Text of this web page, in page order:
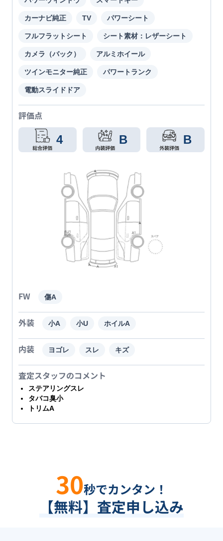
カーナビ純正 TV パワーシート
フルフラットシート シート素材：レザーシート
カメラ（バック） アルミホイール
ツインモニター純正 パワートランク
電動スライドドア
評価点
4 B B
FW 傷A
外装 小A 小U ホイルA
内装 ヨゴレ スレ キズ
査定スタッフのコメント
ステアリングスレ
タバコ臭小
トリムA
30秒でカンタン！
【無料】査定申し込み